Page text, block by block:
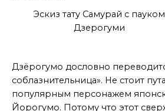
Эскиз тату Самурай с пауком
Дзерогуми
Дзёрогумо дословно
соблазнительница». Не стоит
популярным персонажем
Йорогумо. Потому что этот